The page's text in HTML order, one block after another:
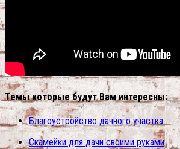
Темы которые будут Вам интересны:
Благоустройство дачного участка
Скамейки для дачи своими руками